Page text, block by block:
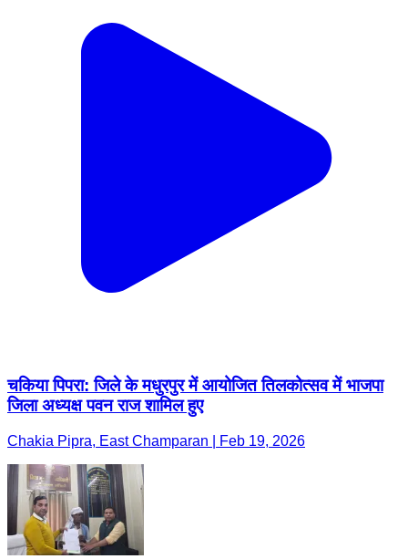
चकिया पिपरा: जिले के मधुरपुर में आयोजित तिलकोत्सव में भाजपा
जिला अध्यक्ष पवन राज शामिल हुए
Chakia Pipra, East Champaran | Feb 19, 2026